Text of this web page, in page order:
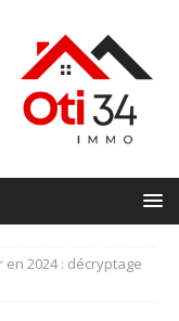
en 2024 : décryptage